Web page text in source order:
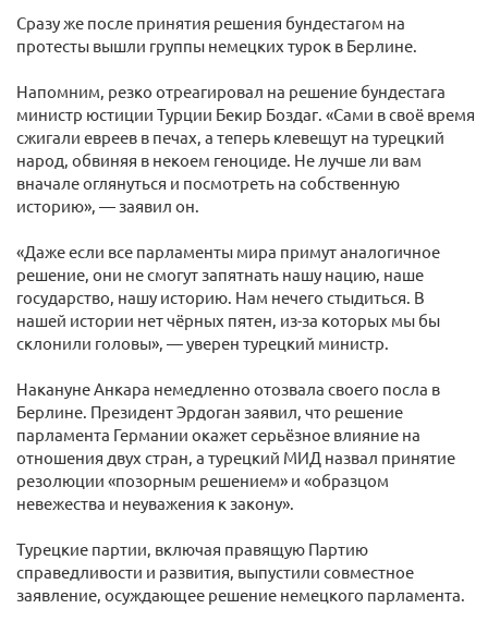
Сразу же после принятия решения бундестагом на
протесты вышли группы немецких турок в Берлине.
Напомним, резко отреагировал на решение бундестага
министр юстиции Турции Бекир Боздаг. «Сами в своё время
сжигали евреев в печах, а теперь клевещут на турецкий
народ, обвиняя в некоем геноциде. Не лучше ли вам
вначале оглянуться и посмотреть на собственную
историю», — заявил он.
«Даже если все парламенты мира примут аналогичное
решение, они не смогут запятнать нашу нацию, наше
государство, нашу историю. Нам нечего стыдиться. В
нашей истории нет чёрных пятен, из-за которых мы бы
склонили головы», — уверен турецкий министр.
Накануне Анкара немедленно отозвала своего посла в
Берлине. Президент Эрдоган заявил, что решение
парламента Германии окажет серьёзное влияние на
отношения двух стран, а турецкий МИД назвал принятие
резолюции «позорным решением» и «образцом
невежества и неуважения к закону».
Турецкие партии, включая правящую Партию
справедливости и развития, выпустили совместное
заявление, осуждающее решение немецкого парламента.